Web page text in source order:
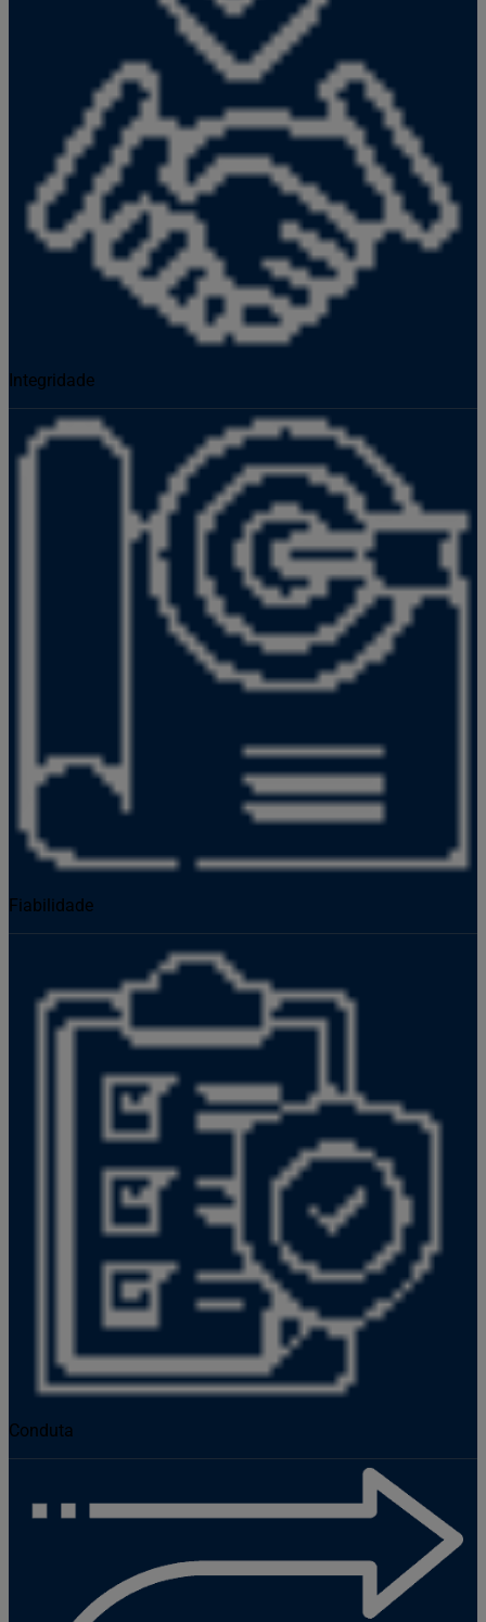
Integridade
Fiabilidade
Conduta